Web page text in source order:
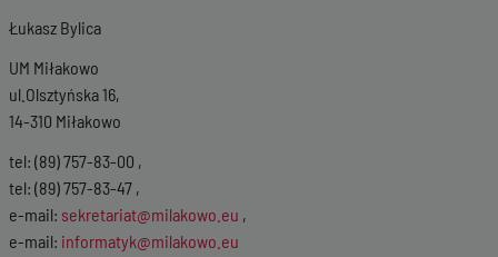
Łukasz Bylica
UM Miłakowo
ul.Olsztyńska 16,
14-310 Miłakowo
tel: (89) 757-83-00 ,
tel: (89) 757-83-47 ,
e-mail: sekretariat@milakowo.eu ,
e-mail: informatyk@milakowo.eu